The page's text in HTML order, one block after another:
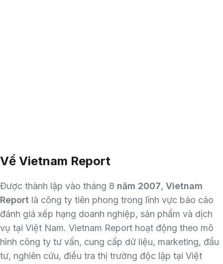
Về Vietnam Report
Được thành lập vào tháng 8 năm 2007, Vietnam
Report là công ty tiên phong trong lĩnh vực báo cáo
đánh giá xếp hạng doanh nghiệp, sản phẩm và dịch
vụ tại Việt Nam. Vietnam Report hoạt động theo mô
hình công ty tư vấn, cung cấp dữ liệu, marketing, đầu
tư, nghiên cứu, điều tra thị trường độc lập tại Việt